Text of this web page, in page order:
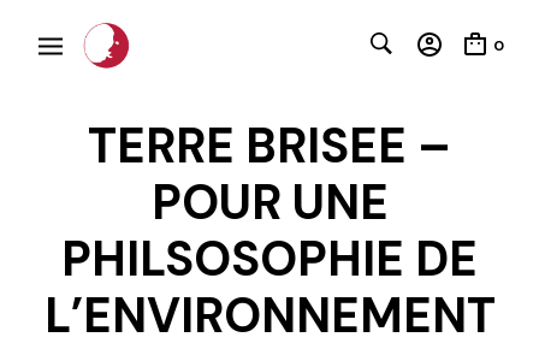
0
TERRE BRISEE –
POUR UNE
PHILSOSOPHIE DE
L’ENVIRONNEMENT